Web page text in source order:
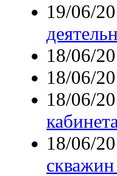
19/06/
18/06/
18/06/
18/06/
18/06/